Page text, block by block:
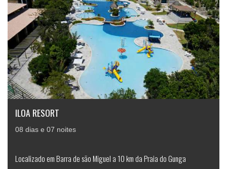
ILOA RESORT
08 dias e 07 noites
Localizado em Barra de são Miguel a 10 km da Praia do Gunga